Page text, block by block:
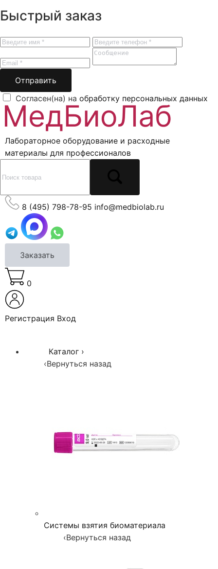
Быстрый заказ
Отправить
Согласен(на) на обработку персональных данных
Лабораторное оборудование и расходные
материалы для профессионалов
8 (495) 798-78-95 info@medbiolab.ru
Заказать
0
Регистрация Вход
Каталог ›
‹Вернуться назад
Системы взятия биоматериала
‹Вернуться назад